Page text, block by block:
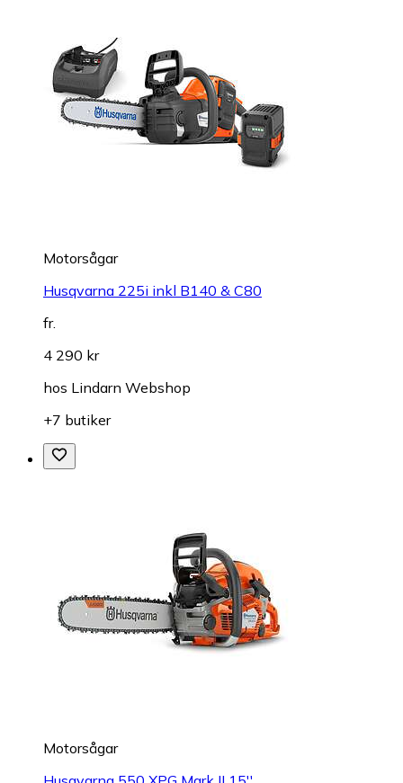
Motorsågar
Husqvarna 225i inkl B140 & C80
fr.
4 290 kr
hos Lindarn Webshop
+7 butiker
Motorsågar